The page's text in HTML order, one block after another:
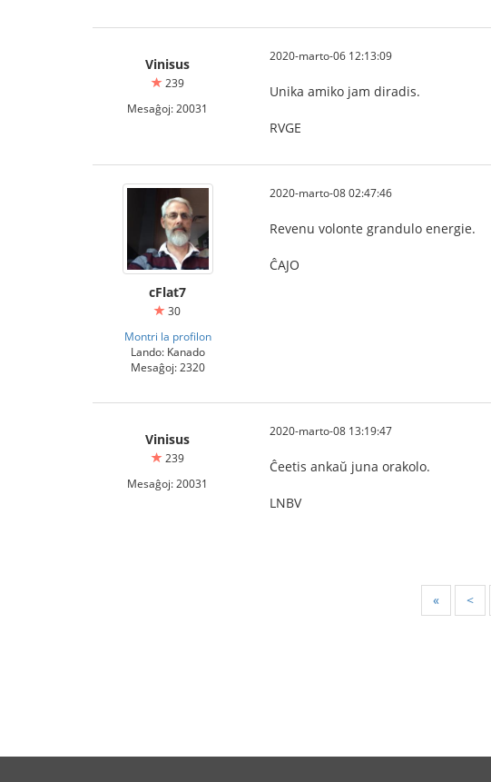
Vinisus
239
Mesaĝoj: 20031
2020-marto-06 12:13:09
Unika amiko jam diradis.
RVGE
cFlat7
30
Montri la profilon
Lando: Kanado
Mesaĝoj: 2320
2020-marto-08 02:47:46
Revenu volonte grandulo energie.
ĈAJO
Vinisus
239
Mesaĝoj: 20031
2020-marto-08 13:19:47
Ĉeetis ankaŭ juna orakolo.
LNBV
« <